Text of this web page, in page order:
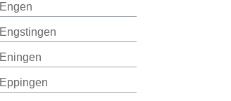
Engen
Engstingen
Eningen
Eppingen